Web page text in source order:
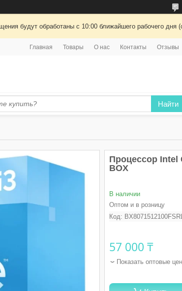
будут обработаны с 10:00 ближайшего рабочего дня
Главная Товары О нас Контакты Отзывы
Найти
Процессор Intel
BOX
В наличии
Оптом и в розницу
Код:
57 000 ₸
Показать оптовые